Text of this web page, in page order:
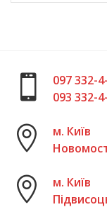
097 332-
093 332-
м. Київ
м. Київ